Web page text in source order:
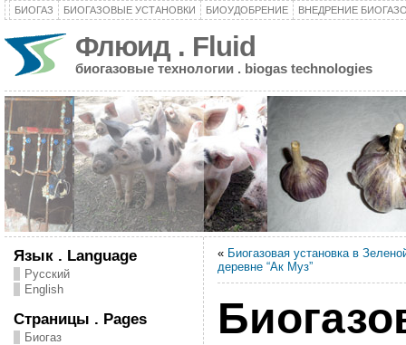
БИОГАЗ БИОГАЗОВЫЕ УСТАНОВКИ БИОУДОБРЕНИЕ ВНЕДРЕНИЕ
Флюид . Fluid
биогазовые технологии . biogas technologies
Язык . Language
Русский
English
Страницы . Pages
Биогаз
« Биогазовая установка в
деревне “Ак Муз”